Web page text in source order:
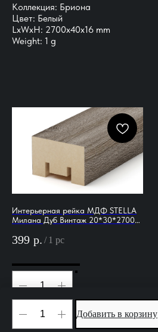
Добавить в корзину
Коллекция: Бриона
Цвет: Белый
LxWxH: 2700x40x16 mm
Weight: 1 g
Интерьерная рейка МДФ STELLA
Милана Дуб Винтаж 20*30*2700
399 р. / 1 pc